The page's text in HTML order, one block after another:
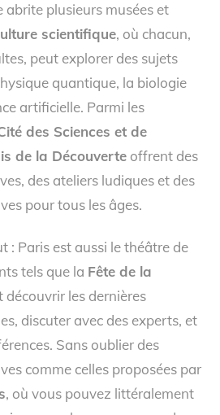
abrite plusieurs musées et
scientifique, où chacun,
peut explorer des sujets
quantique, la biologie
artificielle. Parmi les
des Sciences et de
de la Découverte offrent des
des ateliers ludiques et des
pour tous les âges.
: Paris est aussi le théâtre de
tels que la Fête de la
découvrir les dernières
discuter avec des experts, et
Sans oublier des
comme celles proposées par
, où vous pouvez littéralement